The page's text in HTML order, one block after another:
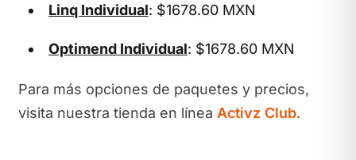
Linq Individual: $1678.60 MXN
Optimend Individual: $1678.60 MXN
Para más opciones de paquetes y precios,
visita nuestra tienda en línea Activz Club.